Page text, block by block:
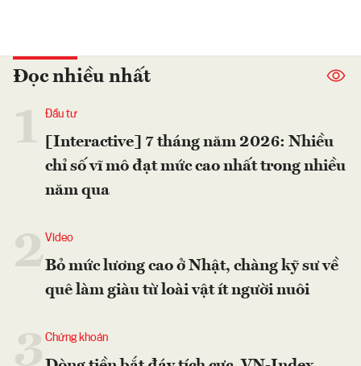
Đọc nhiều nhất
Đầu tư
[Interactive] 7 tháng năm 2026: Nhiều
chỉ số vĩ mô đạt mức cao nhất trong nhiều
năm qua
2Video
Bỏ mức lương cao ở Nhật, chàng kỹ sư về
quê làm giàu từ loài vật ít người nuôi
Chứng khoán